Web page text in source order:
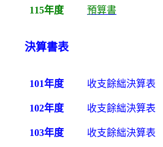
115年度 預算書
決算書表
101年度
102年度
103年度
收支餘絀決算表
收支餘絀決算表
收支餘絀決算表